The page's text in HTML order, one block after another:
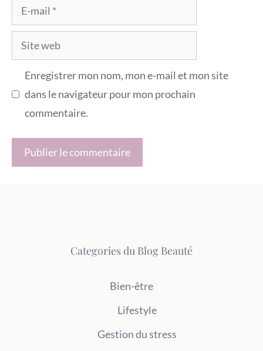
mail
Site
web
Enregistrer mon nom, mon e-mail et mon site
dans le navigateur pour mon prochain
commentaire.
Categories du Blog Beauté
Bien-être
Lifestyle
Gestion du stress